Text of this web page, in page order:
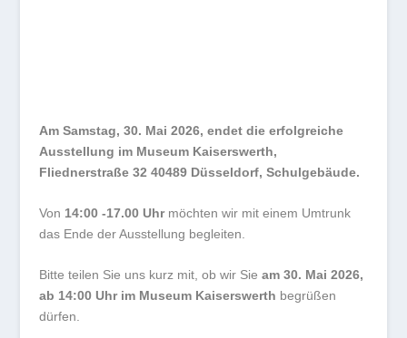
Am Samstag, 30. Mai 2026, endet die erfolgreiche
Ausstellung im Museum Kaiserswerth,
Fliednerstraße 32 40489 Düsseldorf, Schulgebäude.
Von 14:00 -17.00 Uhrmöchten wir mit einem Umtrunk
das Ende der Ausstellung begleiten.
Bitte teilen Sie uns kurz mit, ob wir Sie am 30. Mai 2026,
ab 14:00 Uhr im Museum Kaiserswerth begrüßen
dürfen.